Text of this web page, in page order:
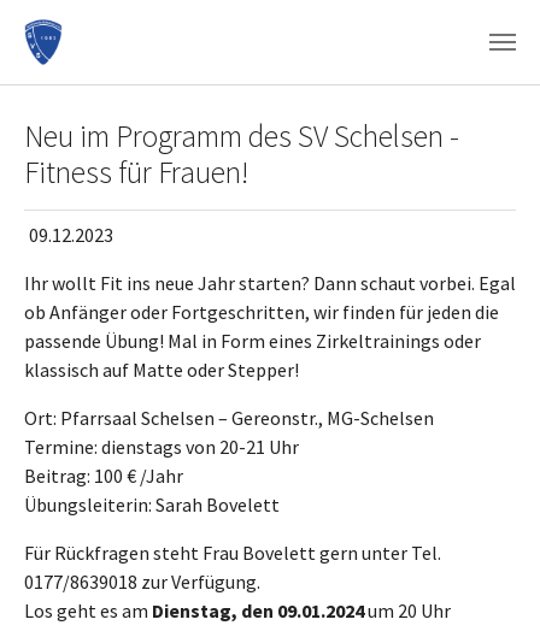
Neu im Programm des SV Schelsen -
Fitness für Frauen!
09.12.2023
Ihr wollt Fit ins neue Jahr starten? Dann schaut vorbei. Egal
ob Anfänger oder Fortgeschritten, wir finden für jeden die
passende Übung! Mal in Form eines Zirkeltrainings oder
klassisch auf Matte oder Stepper!
Ort: Pfarrsaal Schelsen – Gereonstr., MG-Schelsen
Termine: dienstags von 20-21 Uhr
Beitrag: 100 € /Jahr
Übungsleiterin: Sarah Bovelett
Für Rückfragen steht Frau Bovelett gern unter Tel.
0177/8639018 zur Verfügung.
Los geht es am Dienstag, den 09.01.2024um 20 Uhr